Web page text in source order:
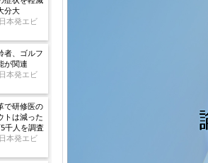
分大
本発エビ
者、ゴルフ
が関連
本発エビ
で研修医の
トは減った
千人を調査
本発エビ